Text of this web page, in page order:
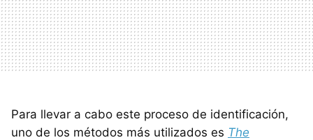
Para llevar a cabo este proceso de identificación,
uno de los métodos más utilizados es The